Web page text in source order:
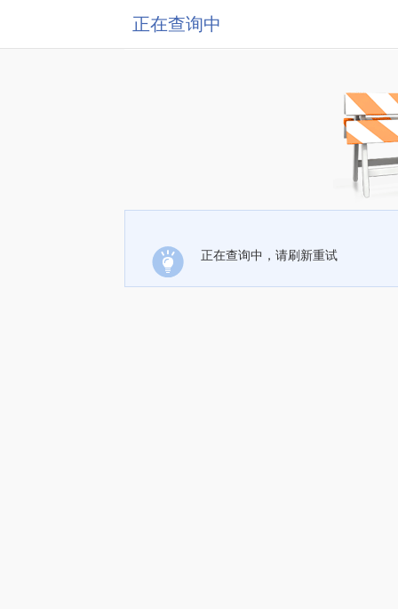
正在查询中
正在查询中，请刷新重试